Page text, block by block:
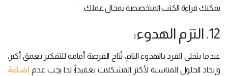
يمكنك قراءة الكتب المتخصصة بمجال عملك.
12. التزم الهدوء:
عندما يتحلى الفرد بالهدوء التام، تُتاح الفرصة أمامه للتفكير بعمق أكبر،
وإيجاد الحلول المناسبة لأكثر المشكلات تعقيداً؛ لذا يجب عدم إضاعة